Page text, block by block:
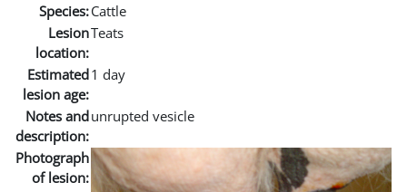
Species:Cattle
Lesion
location:
Teats
Estimated
lesion age:
1 day
Notes and
description:
unrupted vesicle
Photograph
of lesion: